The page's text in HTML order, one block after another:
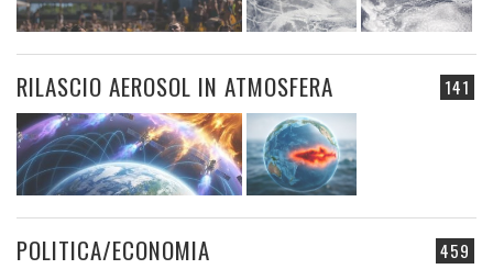
141
RILASCIO AEROSOL IN ATMOSFERA
459
POLITICA/ECONOMIA